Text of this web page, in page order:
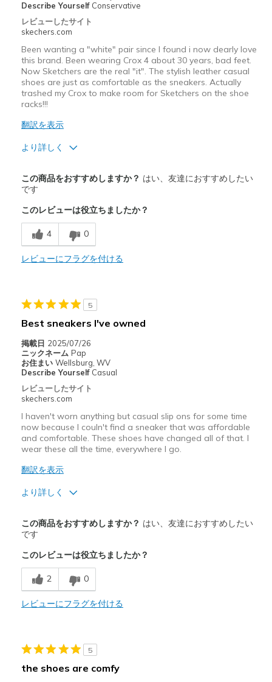
Width
Feels true to width
Sizing
View On Shoes
Describe Yourself Conservative
レビューしたサイト
skechers.com
Been wanting a "white" pair since I found i now dearly love
this brand. Been wearing Crox 4 about 30 years, bad feet.
Now Sketchers are the real "it". The stylish leather casual
shoes are just as comfortable as the sneakers. Actually
trashed my Crox to make room for Sketchers on the shoe
racks!!!
翻訳を表示
より詳しく
Attractive Design
Comfortable
商品が期待と異なったレビュー
Poor Cushioning
Casual Wear
Going Out
Special Occasions
Travel
Width
Sizing
Feels half size too small
View On Shoes
I'm Really Into Shoes
この商品をおすすめしますか？ はい、友達におすすめしたい
です
このレビューは役立ちましたか？
4 0
レビューにフラグを付ける
5
Best sneakers I've owned
掲載日 2025/07/26
ニックネーム Pap
お住まい Wellsburg, WV
Describe Yourself Casual
レビューしたサイト
skechers.com
I haven't worn anything but casual slip ons for some time
now because I couln't find a sneaker that was affordable
and comfortable. These shoes have changed all of that. I
wear these all the time, everywhere I go.
翻訳を表示
より詳しく
Attractive Design
Comfortable
Durable
Stylish
Casual Wear
Everywhere
この商品をおすすめしますか？ はい、友達におすすめしたい
です
このレビューは役立ちましたか？
2 0
レビューにフラグを付ける
5
the shoes are comfy